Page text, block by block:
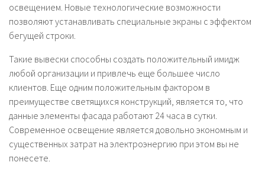
освещением. Новые технологические возможности
позволяют устанавливать специальные экраны с эффектом
бегущей строки.
Такие вывески способны создать положительный имидж
любой организации и привлечь еще большее число
клиентов. Еще одним положительным фактором в
преимуществе светящихся конструкций, является то, что
данные элементы фасада работают 24 часа в сутки.
Современное освещение является довольно экономным и
существенных затрат на электроэнергию при этом вы не
понесете.